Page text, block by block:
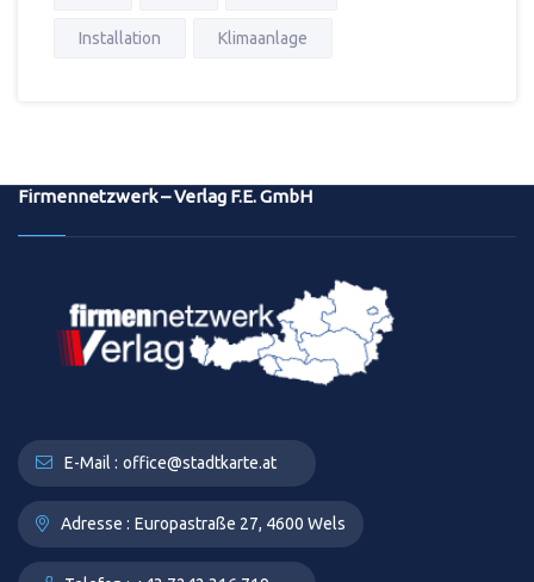
Installation Klimaanlage
Firmennetzwerk – Verlag F.E. GmbH
E-Mail : office@stadtkarte.at
Adresse : Europastraße 27, 4600 Wels